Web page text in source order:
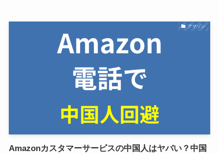
アマゾン
Amazonカスタマーサービスの中国人はヤバい？中国